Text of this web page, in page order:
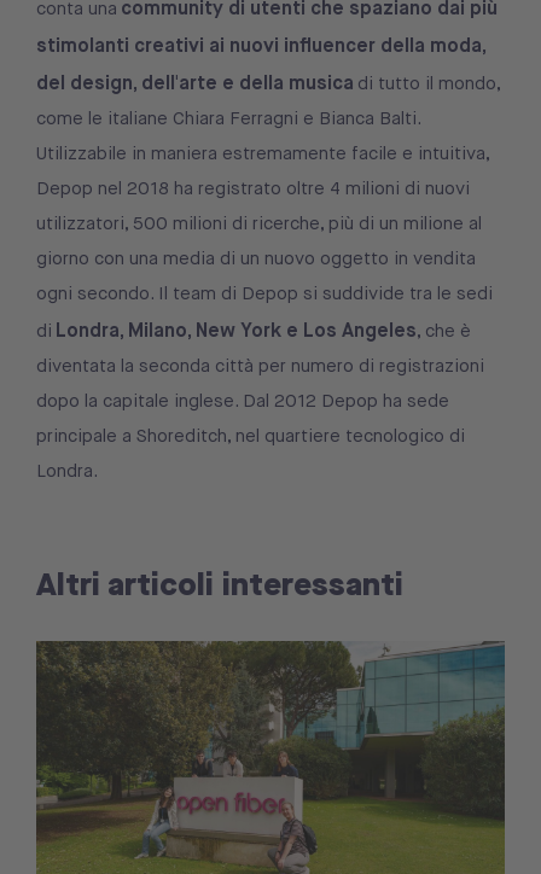
conta una community di utenti che spaziano dai più
stimolanti creativi ai nuovi influencer della moda,
del design, dell'arte e della musica di tutto il mondo,
come le italiane Chiara Ferragni e Bianca Balti.
Utilizzabile in maniera estremamente facile e intuitiva,
Depop nel 2018 ha registrato oltre 4 milioni di nuovi
utilizzatori, 500 milioni di ricerche, più di un milione al
giorno con una media di un nuovo oggetto in vendita
ogni secondo. Il team di Depop si suddivide tra le sedi
di Londra, Milano, New York e Los Angeles, che è
diventata la seconda città per numero di registrazioni
dopo la capitale inglese. Dal 2012 Depop ha sede
principale a Shoreditch, nel quartiere tecnologico di
Londra.
Altri articoli interessanti